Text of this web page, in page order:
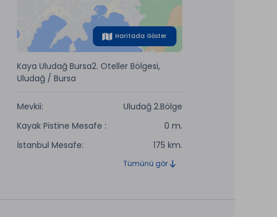
Haritada Göster
Kaya Uludağ Bursa2. Oteller Bölgesi,
Uludağ / Bursa
Mevkii:
Uludağ 2.Bölge
Kayak Pistine Mesafe :
0 m.
İstanbul Mesafe:
175 km.
Tümünü gör